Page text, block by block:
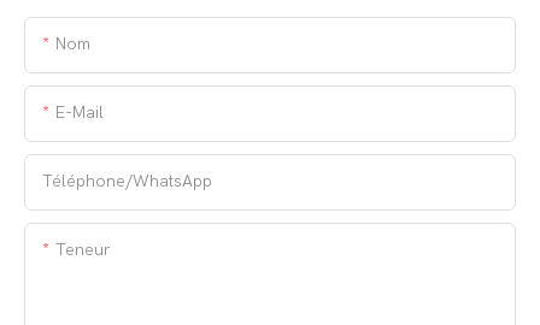
Nom
E-Mail
Téléphone/WhatsApp
Teneur